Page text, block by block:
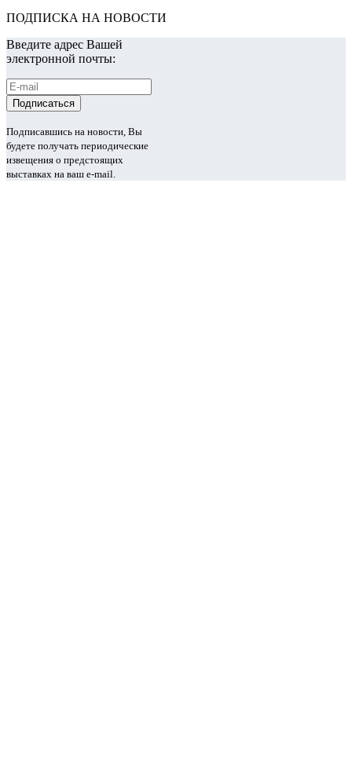
ПОДПИСКА НА НОВОСТИ
Введите адрес Вашей
электронной почты:
Подписавшись на новости, Вы
будете получать периодические
извещения о предстоящих
выставках на ваш e-mail.